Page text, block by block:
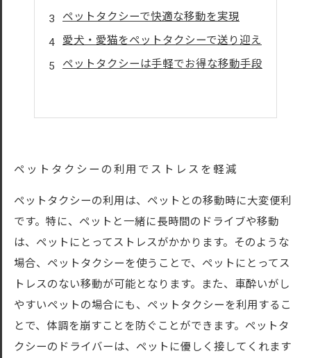
ペットタクシーで快適な移動を実現
愛犬・愛猫をペットタクシーで送り迎え
ペットタクシーは手軽でお得な移動手段
ペットタクシーの利用でストレスを軽減
ペットタクシーの利用は、ペットとの移動時に大変便利
です。特に、ペットと一緒に長時間のドライブや移動
は、ペットにとってストレスがかかります。そのような
場合、ペットタクシーを使うことで、ペットにとってス
トレスのない移動が可能となります。また、車酔いがし
やすいペットの場合にも、ペットタクシーを利用するこ
とで、体調を崩すことを防ぐことができます。ペットタ
クシーのドライバーは、ペットに優しく接してくれます